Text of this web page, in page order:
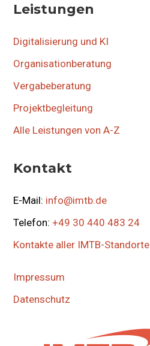
Leistungen
Digitalisierung und KI
Organisationberatung
Vergabeberatung
Projektbegleitung
Alle Leistungen von A-Z
Kontakt
E-Mail: info@imtb.de
Telefon:+49 30 440 483 24
Kontakte aller IMTB-Standorte
Impressum
Datenschutz